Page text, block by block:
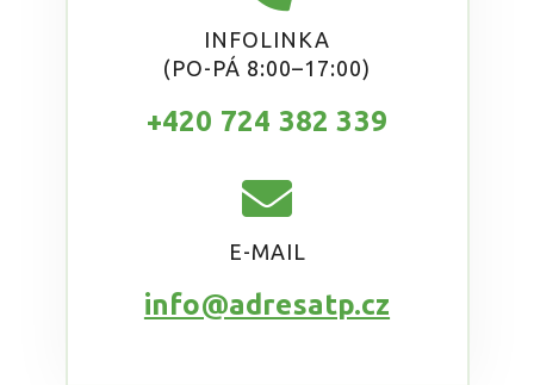
INFOLINKA
(PO-PÁ 8:00–17:00)
+420 724 382 339
E-MAIL
info@adresatp.cz